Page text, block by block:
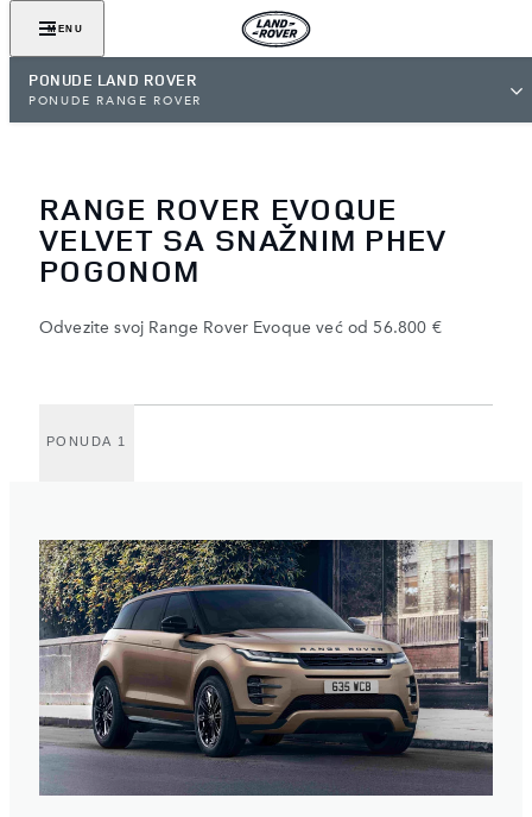
MENU
PONUDE LAND ROVER
PONUDE RANGE ROVER
RANGE ROVER EVOQUE
VELVET SA SNAŽNIM PHEV
POGONOM
Odvezite svoj Range Rover Evoque već od 56.800 €
PONUDA 1